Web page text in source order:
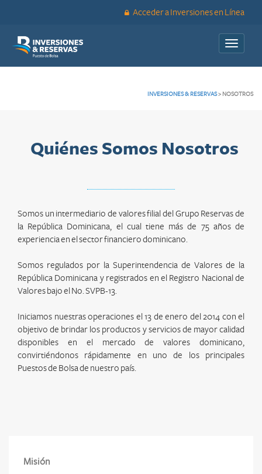
Acceder a Inversiones en Línea
Toggle
INVERSIONES & RESERVAS> NOSOTROS
Quiénes Somos Nosotros
Somos un intermediario de valores filial del Grupo Reservas de
la República Dominicana, el cual tiene más de 75 años de
experiencia en el sector financiero dominicano.
Somos regulados por la Superintendencia de Valores de la
República Dominicana y registrados en el Registro Nacional de
Valores bajo el No. SVPB-13.
Iniciamos nuestras operaciones el 13 de enero del 2014 con el
objetivo de brindar los productos y servicios de mayor calidad
disponibles en el mercado de valores dominicano,
convirtiéndonos rápidamente en uno de los principales
Puestos de Bolsa de nuestro país.
Misión